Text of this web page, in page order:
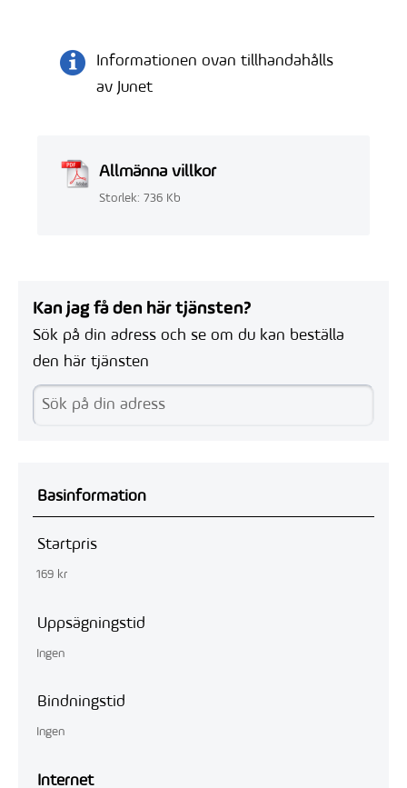
Informationen ovan tillhandahålls
av Junet
Allmänna villkor
Storlek: 736 Kb
Kan jag få den här tjänsten?
Sök på din adress och se om du kan beställa
den här tjänsten
Basinformation
Startpris
169 kr
Uppsägningstid
Ingen
Bindningstid
Ingen
Internet